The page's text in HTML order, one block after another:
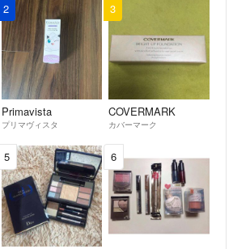
2
Primavista
プリマヴィスタ
3
COVERMARK
カバーマーク
5 6